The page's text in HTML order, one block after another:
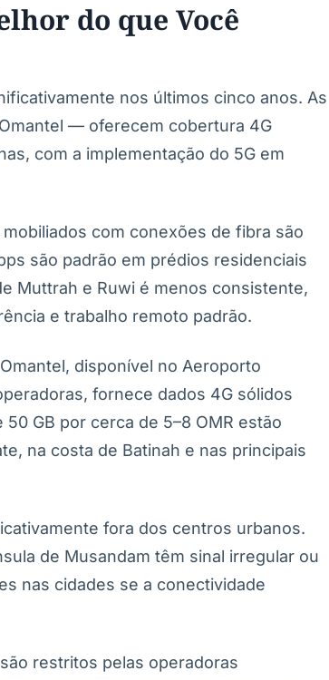
do que Você
nos últimos cinco anos. As
— oferecem cobertura 4G
com a implementação do 5G em
com conexões de fibra são
são padrão em prédios residenciais
Muttrah e Ruwi é menos consistente,
e trabalho remoto padrão.
disponível no Aeroporto
fornece dados 4G sólidos
GB por cerca de 5–8 OMR estão
na costa de Batinah e nas principais
fora dos centros urbanos.
de Musandam têm sinal irregular ou
nas cidades se a conectividade
restritos pelas operadoras